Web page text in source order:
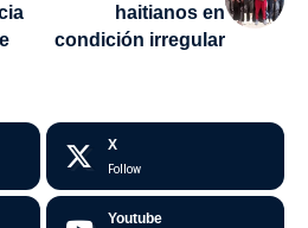
haitianos en
condición irregular
X
Follow
Youtube